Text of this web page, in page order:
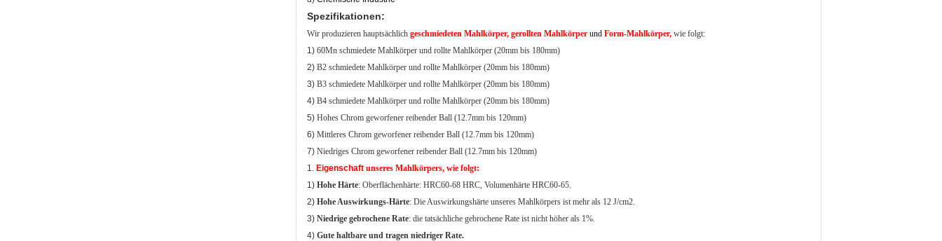
Spezifikationen:
Wir produzieren hauptsächlich geschmiedeten Mahlkörper, gerollten Mahlkörper und Form-Mahlkörper, wie folgt:
1) 60Mn schmiedete Mahlkörper und rollte Mahlkörper (20mm bis 180mm)
2) B2 schmiedete Mahlkörper und rollte Mahlkörper (20mm bis 180mm)
3) B3 schmiedete Mahlkörper und rollte Mahlkörper (20mm bis 180mm)
4) B4 schmiedete Mahlkörper und rollte Mahlkörper (20mm bis 180mm)
5) Hohes Chrom geworfener reibender Ball (12.7mm bis 120mm)
6) Mittleres Chrom geworfener reibender Ball (12.7mm bis 120mm)
7) Niedriges Chrom geworfener reibender Ball (12.7mm bis 120mm)
1. Eigenschaft unseres Mahlkörpers, wie folgt:
1) Hohe Härte: Oberflächenhärte: HRC60-68 HRC, Volumenhärte HRC60-65.
2) Hohe Auswirkungs-Härte: Die Auswirkungshärte unseres Mahlkörpers ist mehr als 12 J/cm2.
3) Niedrige gebrochene Rate: die tatsächliche gebrochene Rate ist nicht höher als 1%.
4) Gute haltbare und tragen niedriger Rate.